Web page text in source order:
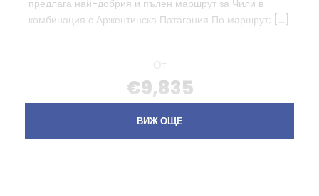
предлага най-добрия и пълен маршрут за Чили в
комбинация с Аржентинска Патагония По маршрут: […]
От
€9,835
ВИЖ ОЩЕ
ВИЖ ОЩЕ